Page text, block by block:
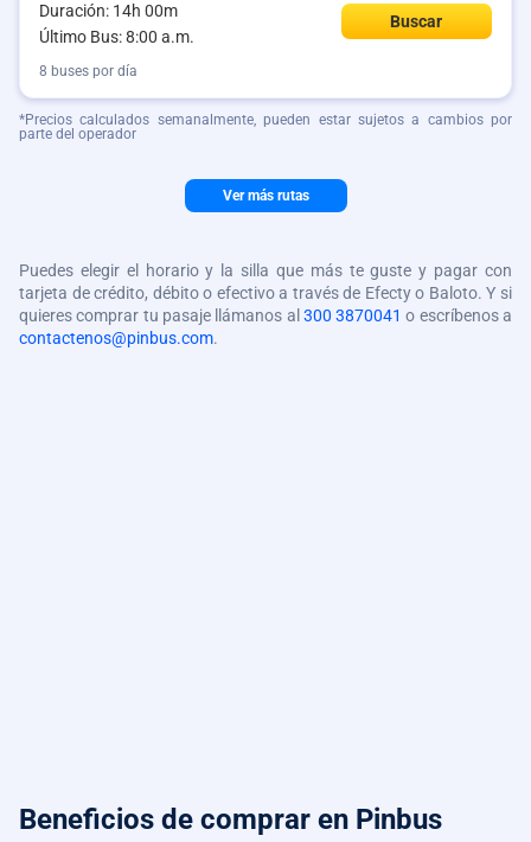
Duración: 14h 00m
Último Bus: 8:00 a.m.
Buscar
8 buses por día
*Precios calculados semanalmente, pueden estar sujetos a cambios por
parte del operador
Ver más rutas
Puedes elegir el horario y la silla que más te guste y pagar con
tarjeta de crédito, débito o efectivo a través de Efecty o Baloto. Y si
quieres comprar tu pasaje llámanos al 300 3870041 o escríbenos a
contactenos@pinbus.com.
Beneficios de comprar en Pinbus